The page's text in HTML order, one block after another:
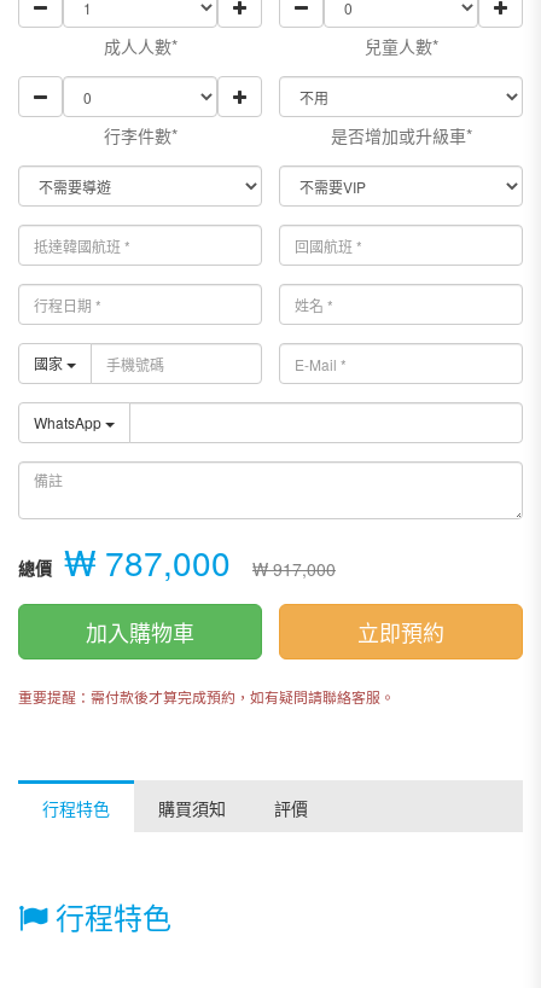
成人人數* 兒童人數*
行李件數* 是否增加或升級車*
國家
WhatsApp
總價 ₩ 787,000 ₩ 917,000
加入購物車 立即預約
重要提醒：需付款後才算完成預約，如有疑問請聯絡客服。
行程特色 購買須知 評價
行程特色